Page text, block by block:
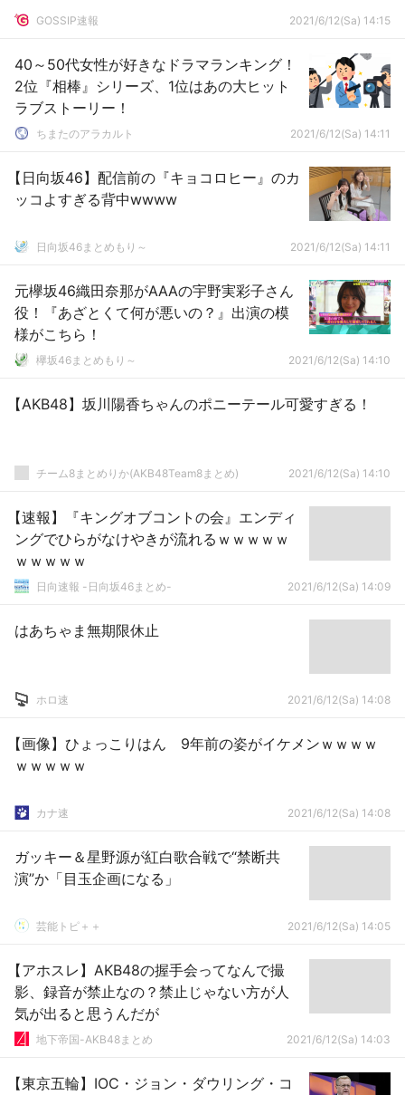
GOSSIP速報 2021/6/12(Sa) 14:15
40～50代女性が好きなドラマランキング！
2位『相棒』シリーズ、1位はあの大ヒット
ラブストーリー！
ちまたのアラカルト 2021/6/12(Sa) 14:11
【日向坂46】配信前の『キョコロヒー』のカ
ッコよすぎる背中wwww
日向坂46まとめもり～ 2021/6/12(Sa) 14:11
元欅坂46織田奈那がAAAの宇野実彩子さん
役！『あざとくて何が悪いの？』出演の模
様がこちら！
欅坂46まとめもり～ 2021/6/12(Sa) 14:10
【AKB48】坂川陽香ちゃんのポニーテール可愛すぎる！
チーム8まとめりか(AKB48Team8まとめ) 2021/6/12(Sa) 14:10
【速報】『キングオブコントの会』エンディ
ングでひらがなけやきが流れるｗｗｗｗｗ
ｗｗｗｗｗ
日向速報 -日向坂46まとめ- 2021/6/12(Sa) 14:09
はあちゃま無期限休止
ホロ速 2021/6/12(Sa) 14:08
【画像】ひょっこりはん 9年前の姿がイケメンｗｗｗｗ
ｗｗｗｗｗ
カナ速 2021/6/12(Sa) 14:08
ガッキー＆星野源が紅白歌合戦で“禁断共
演”か「目玉企画になる」
芸能トピ＋＋ 2021/6/12(Sa) 14:05
【アホスレ】AKB48の握手会ってなんで撮
影、録音が禁止なの？禁止じゃない方が人
気が出ると思うんだが
地下帝国-AKB48まとめ 2021/6/12(Sa) 14:03
【東京五輪】IOC・ジョン・ダウリング・コ